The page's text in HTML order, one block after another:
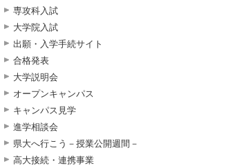
専攻科入試
大学院入試
出願・入学手続サイト
合格発表
大学説明会
オープンキャンパス
キャンパス見学
進学相談会
県大へ行こう－授業公開週間－
高大接続・連携事業